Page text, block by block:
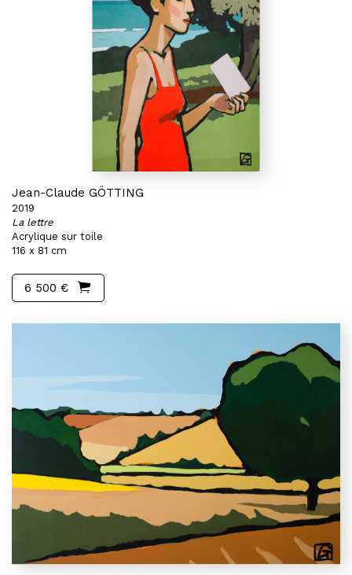
Jean-Claude GÖTTING
2019
La lettre
Acrylique sur toile
116 x 81 cm
6 500 €